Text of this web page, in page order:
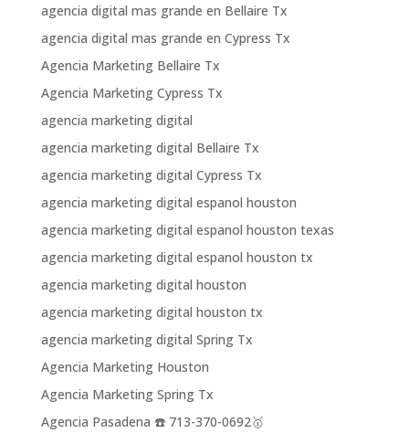
agencia digital mas grande en Bellaire Tx
agencia digital mas grande en Cypress Tx
Agencia Marketing Bellaire Tx
Agencia Marketing Cypress Tx
agencia marketing digital
agencia marketing digital Bellaire Tx
agencia marketing digital Cypress Tx
agencia marketing digital espanol houston
agencia marketing digital espanol houston texas
agencia marketing digital espanol houston tx
agencia marketing digital houston
agencia marketing digital houston tx
agencia marketing digital Spring Tx
Agencia Marketing Houston
Agencia Marketing Spring Tx
Agencia Pasadena ☎️ 713-370-0692🥇